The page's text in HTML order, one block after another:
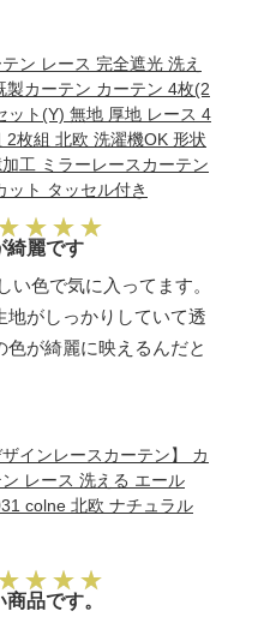
ン レース 完全遮光 洗え
製カーテン カーテン 4枚(2
ット(Y) 無地 厚地 レース 4
2枚組 北欧 洗濯機OK 形状
工 ミラーレースカーテン
ット タッセル付き
綺麗です
い色で気に入ってます。
地がしっかりしていて透
が綺麗に映えるんだと
ザインレースカーテン】 カ
レース 洗える エール
colne 北欧 ナチュラル
商品です。